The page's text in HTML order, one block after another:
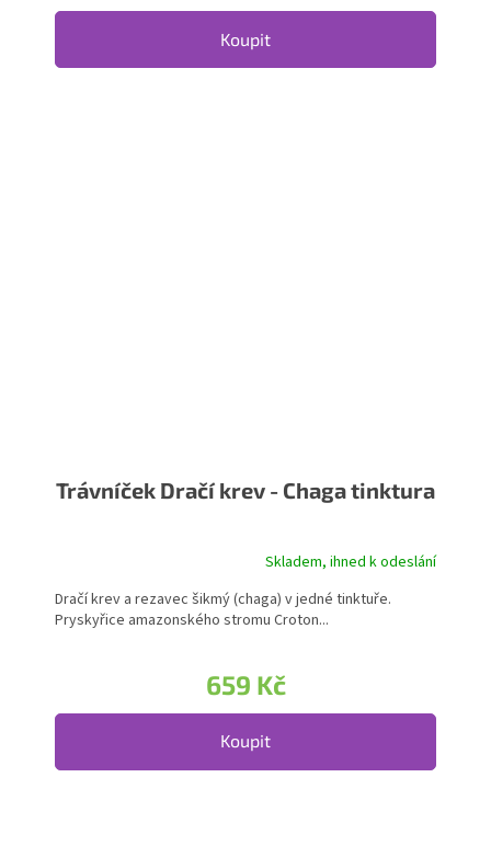
Koupit
Trávníček Dračí krev - Chaga tinktura
Skladem, ihned k odeslání
659 Kč
Koupit
Dračí krev a rezavec šikmý (chaga) v jedné tinktuře.
Pryskyřice amazonského stromu Croton...